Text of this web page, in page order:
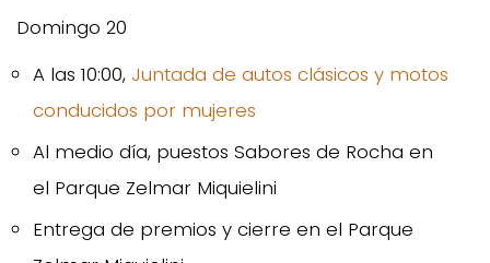
Domingo 20
A las 10:00, Juntada de autos clásicos y motos
conducidos por mujeres
Al medio día, puestos Sabores de Rocha en
el Parque Zelmar Miquielini
Entrega de premios y cierre en el Parque